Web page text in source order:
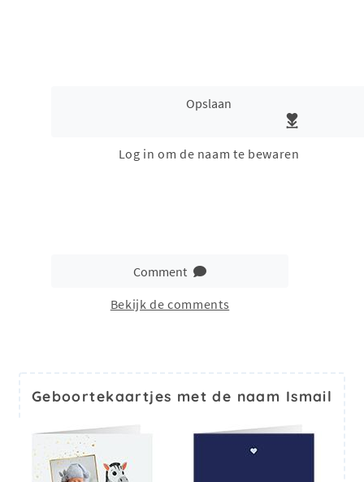
Opslaan
Log in om de naam te bewaren
Comment
Bekijk de comments
Geboortekaartjes met de naam Ismail